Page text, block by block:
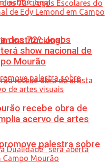
institucional
palestra sobre
dos 72º Jogos
show nacional de
Mourão
recebe obra de
acervo de artes